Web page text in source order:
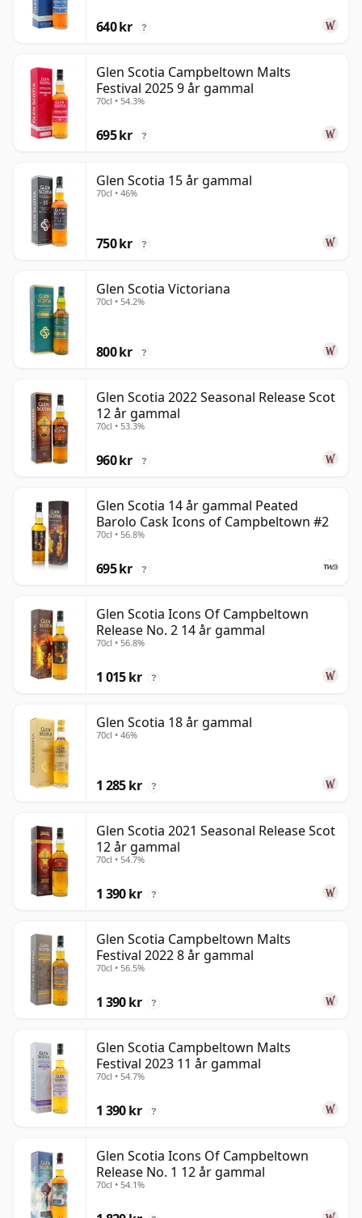
640 kr ?
Glen Scotia Campbeltown Malts
Festival 2025 9 år gammal
70cl • 54.3%
695 kr ?
Glen Scotia 15 år gammal
70cl • 46%
750 kr ?
Glen Scotia Victoriana
70cl • 54.2%
800 kr ?
Glen Scotia 2022 Seasonal Release Scot
12 år gammal
70cl • 53.3%
960 kr ?
Glen Scotia 14 år gammal Peated
Barolo Cask Icons of Campbeltown #2
70cl • 56.8%
695 kr ?
Glen Scotia Icons Of Campbeltown
Release No. 2 14 år gammal
70cl • 56.8%
1 015 kr ?
Glen Scotia 18 år gammal
70cl • 46%
1 285 kr ?
Glen Scotia 2021 Seasonal Release Scot
12 år gammal
70cl • 54.7%
1 390 kr ?
Glen Scotia Campbeltown Malts
Festival 2022 8 år gammal
70cl • 56.5%
1 390 kr ?
Glen Scotia Campbeltown Malts
Festival 2023 11 år gammal
70cl • 54.7%
1 390 kr ?
Glen Scotia Icons Of Campbeltown
Release No. 1 12 år gammal
70cl • 54.1%